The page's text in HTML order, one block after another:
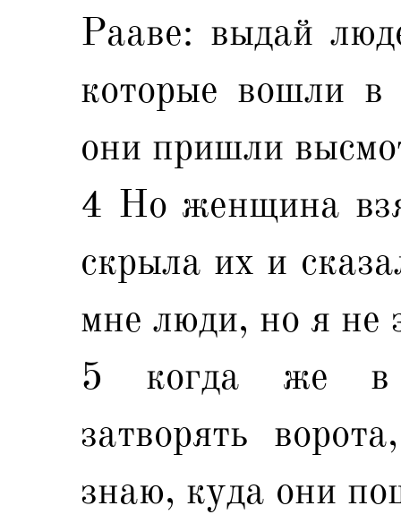
Рааве: выдай
которые вошли
они пришли
4 Но женщина
скрыла их и
мне люди, но я не
5 когда же в
затворять
знаю, куда они